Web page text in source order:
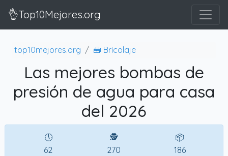
👌Top10Mejores.org
top10mejores.org 🧰 Bricolaje
Las mejores bombas de
presión de agua para casa
del 2026
🕔
62
🕵
270
📦
186